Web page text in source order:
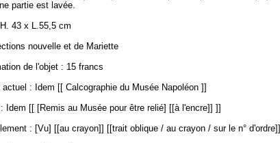
partie est lavée.
43 x L.55,5 cm
nouvelle et de Mariette
de l'objet : 15 francs
actuel : Idem [[ Calcographie du Musée Napoléon ]]
Idem [[ [Remis au Musée pour être relié] [[à l'encre]] ]]
: [Vu] [[au crayon]] [[trait oblique / au crayon / sur le n° d'ordre]]